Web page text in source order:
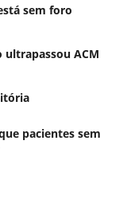
sem foro
ACM
pacientes sem